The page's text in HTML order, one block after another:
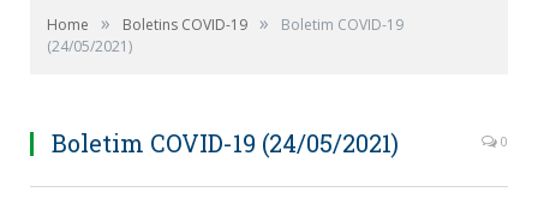
Home » Boletins COVID-19 »
Boletim COVID-19
(24/05/2021)
Boletim COVID-19 (24/05/2021) 0